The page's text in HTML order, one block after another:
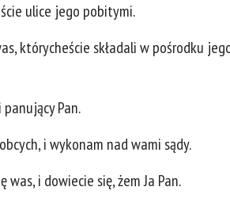
ulice jego pobitymi.
którycheście składali w pośrodku
Pan.
i wykonam nad wami sądy.
i dowiecie się, żem Ja Pan.